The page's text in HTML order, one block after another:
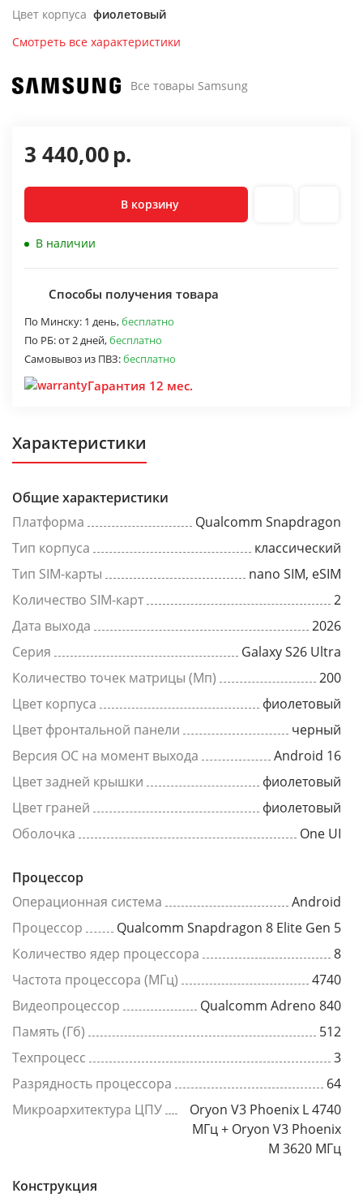
Цвет корпуса фиолетовый
Смотреть все характеристики
Все товары Samsung
3 440,00р.
В корзину
В наличии
Способы получения товара
По Минску: 1 день,бесплатно
По РБ:от 2 дней,бесплатно
Самовывоз из ПВЗ:бесплатно
Гарантия 12 мес.
Характеристики
Общие характеристики
Платформа
Qualcomm Snapdragon
Тип корпуса
классический
Тип SIM-карты
nano SIM, eSIM
Количество SIM-карт
2
Дата выхода
2026
Серия
Galaxy S26 Ultra
Количество точек матрицы (Мп)
200
Цвет корпуса
фиолетовый
Цвет фронтальной панели
черный
Версия ОС на момент выхода
Android 16
Цвет задней крышки
фиолетовый
Цвет граней
фиолетовый
Оболочка
One UI
Процессор
Операционная система
Android
Процессор
Qualcomm Snapdragon 8 Elite Gen 5
Количество ядер процессора
8
Частота процессора (МГц)
4740
Видеопроцессор
Qualcomm Adreno 840
Память (Гб)
512
Техпроцесс
3
Разрядность процессора
64
Микроархитектура ЦПУ
Oryon V3 Phoenix L 4740
МГц + Oryon V3 Phoenix
M 3620 МГц
Конструкция